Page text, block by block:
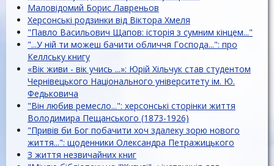
Маловідомий Борис Лавреньов
Херсонські родзинки від Віктора Хмеля
"Павло Васильович Щапов: історія з сумним кінцем..."
"...У ній ти можеш бачити обличчя Господа...": про
Келлську книгу
«Вік живи - вік учись ...»: Юрій Хільчук став студентом
Чернівецького Національного університету ім. Ю.
Федьковича
"Він любив ремесло...": херсонські сторінки життя
Володимира Пещанського (1873-1926)
"Привів би Бог побачити хоч здалеку зорю нового
життя...": щоденники Олександра Петражицького
З життя незвичайних книг